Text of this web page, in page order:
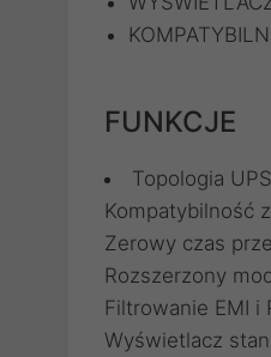
FUNKCJE
Topologia
Kompatybilność
Zerowy czas
Rozszerzony
Filtrowanie EMI i
Wyświetlacz